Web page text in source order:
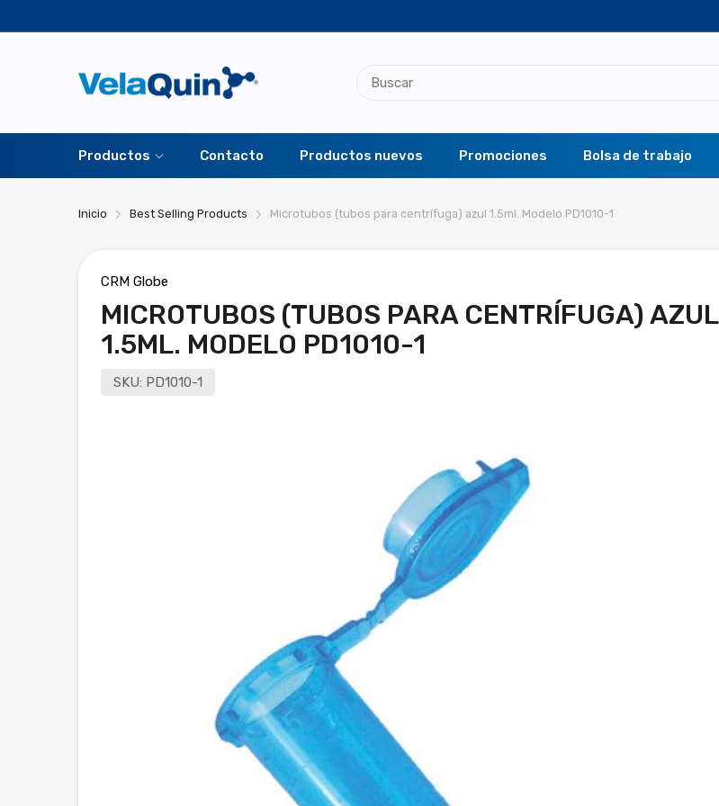
Productos Contacto Productos nuevos Promociones Bolsa de trabajo
Inicio Best Selling Products Microtubos (tubos para centrífuga) azul 1.5ml. Modelo PD1010-1
CRM Globe
MICROTUBOS (TUBOS PARA CENTRÍFUGA) AZUL
1.5ML. MODELO PD1010-1
SKU: PD1010-1